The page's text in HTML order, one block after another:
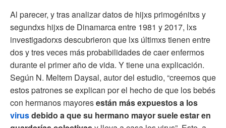
Al parecer, y tras analizar datos de hijxs primogénitxs y
segundxs hijxs de Dinamarca entre 1981 y 2017, lxs
investigadorxs descubrieron que lxs últimxs tienen entre
dos y tres veces más probabilidades de caer enfermos
durante el primer año de vida. Y tiene una explicación.
Según N. Meltem Daysal, autor del estudio, “creemos que
estos patrones se explican por el hecho de que los bebés
con hermanos mayoresestán más expuestos a los
virusdebido a que su hermano mayor suele estar en